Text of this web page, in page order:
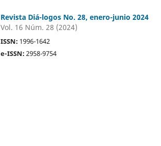
Revista Diá-logos No. 28, enero-junio 2024
Vol. 16 Núm. 28 (2024)
ISSN: 1996-1642
e-ISSN:2958-9754